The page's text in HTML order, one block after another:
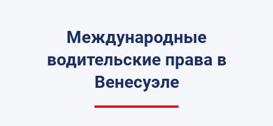
Международные
водительские права в
Венесуэле